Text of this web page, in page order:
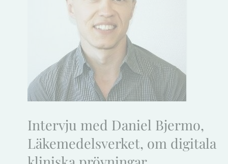
Intervju med Daniel Bjermo,
Läkemedelsverket, om digitala